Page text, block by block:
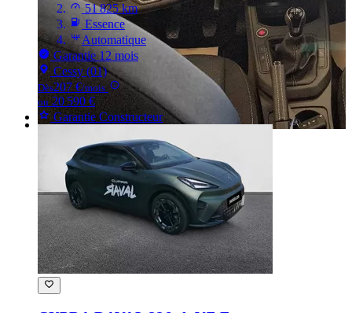
51 825 km
Essence
Automatique
Garantie 12 mois
Cessy (01)
Dès207 €/mois
ou 20 590 €
Garantie Constructeur